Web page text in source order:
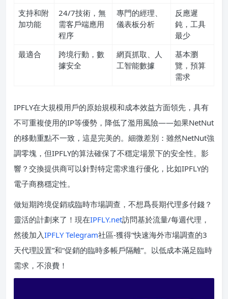
支持和附
加功能
24/7技術，無
需客戶端應用
程序
專門的經理、
儀表板分析
反應遲
鈍，工具
最少
最適合
跨境行動，數
據安全
網頁抓取、人
工智能數據
基本瀏
覽，預算
需求
IPFLY在大規模用戶的原始規模和成本效益方面領先，具有
不可重複使用的IP等優勢，降低了濫用風險——如果NetNut
的移動重點不一致，這是完美的。細微差別：雖然NetNut強
調零塊，但IPFLY的算法確保了不穩定場景下的安全性。影
響？交換提供商可以針對特定需求進行優化，比如IPFLY的
電子商務穩定性。
做短期跨境促銷或臨時市場調查，不想爲長期代理多付錢？
靈活的計劃來了！現在IPFLY.net訪問基於流量/每週代理，
然後加入IPFLY Telegram社區-獲得“快速海外市場調查的3
天代理設置”和“促銷的臨時多帳戶隔離”。以低成本滿足臨時
需求，不浪費！